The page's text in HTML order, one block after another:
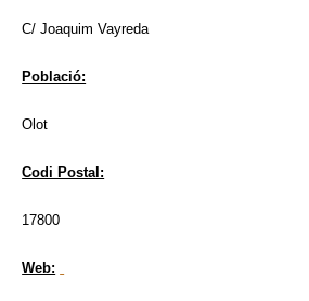
C/ Joaquim Vayreda
Població:
Olot
Codi Postal:
17800
Web: